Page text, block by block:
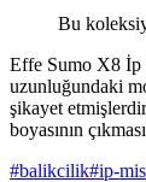
Bu
Effe Sumo X8 İp
uzunluğundaki
şikayet
boyasının
#balikcilik#ip-